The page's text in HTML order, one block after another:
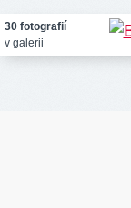
30 fotografií
v galerii